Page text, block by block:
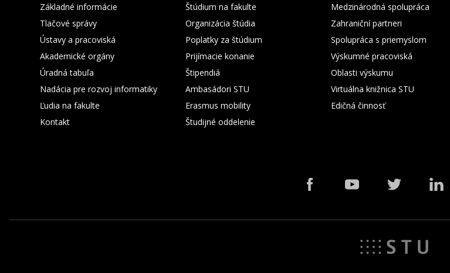
Základné informácie
Tlačové správy
Ústavy a pracoviská
Akademické orgány
Úradná tabuľa
Nadácia pre rozvoj informatiky
Ľudia na fakulte
Kontakt
Štúdium na fakulte
Organizácia štúdia
Poplatky za štúdium
Prijímacie konanie
Štipendiá
Ambasádori STU
Erasmus mobility
Študijné oddelenie
Medzinárodná spolupráca
Zahraniční partneri
Spolupráca s priemyslom
Výskumné pracoviská
Oblasti výskumu
Virtuálna knižnica STU
Edičná činnosť